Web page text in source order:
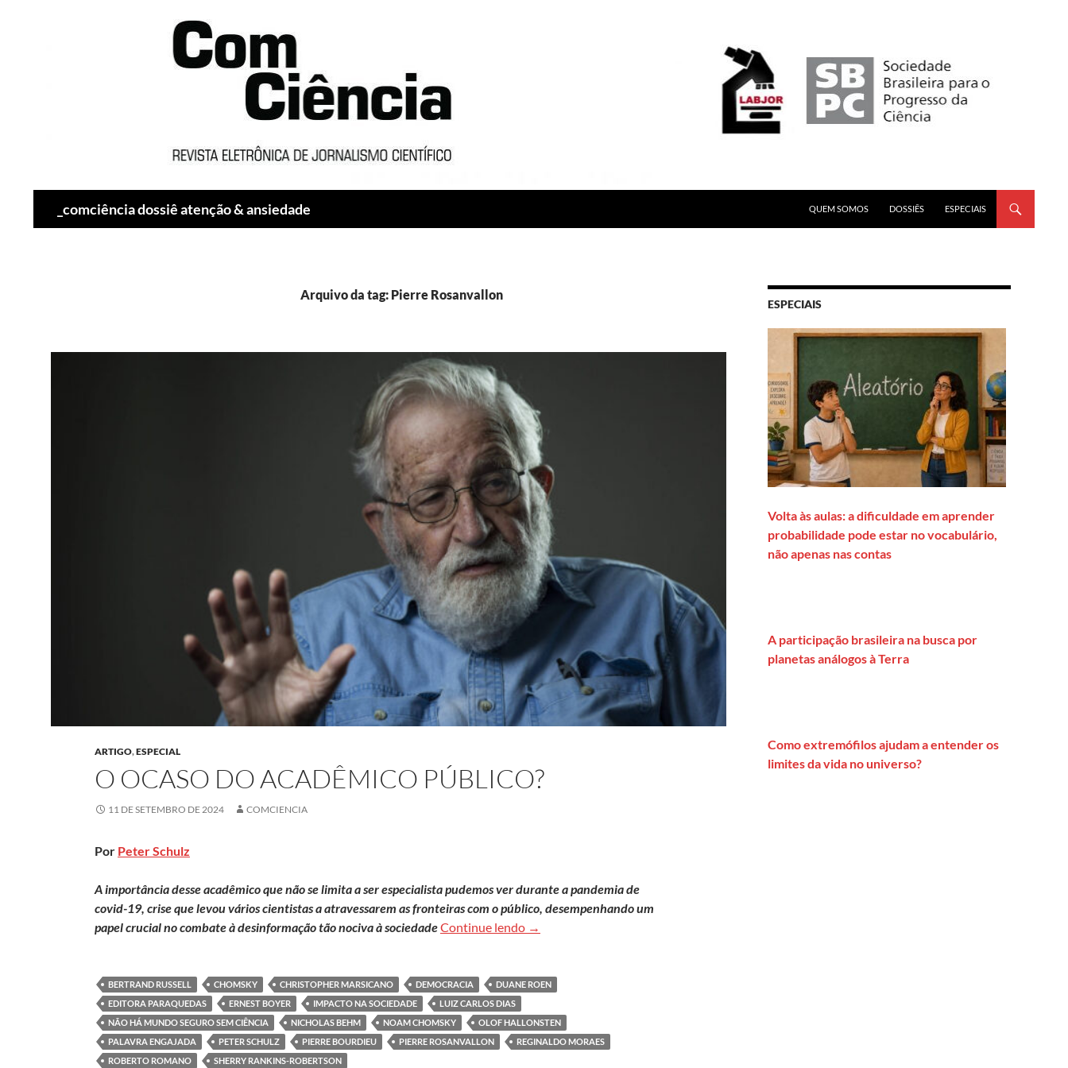
_comciência dossiê atenção & ansiedade
QUEM SOMOS
DOSSIÊS ESPECIAIS
Arquivo da tag: Pierre Rosanvallon
ARTIGO,ESPECIAL
O OCASO DO ACADÊMICO PÚBLICO?
11 DE SETEMBRO DE 2024 COMCIENCIA
Por Peter Schulz
A importância desse acadêmico que não se limita a ser especialista pudemos ver durante a pandemia de
covid-19, crise que levou vários cientistas a atravessarem as fronteiras com o público, desempenhando um
papel crucial no combate à desinformação tão nociva à sociedadeContinue lendo O ocaso do acadêmico público?
→
BERTRAND RUSSELL CHOMSKY CHRISTOPHER MARSICANO DEMOCRACIA
DUANE ROEN
EDITORA PARAQUEDAS
ERNEST BOYER IMPACTO NA SOCIEDADE
LUIZ CARLOS DIAS
NÃO HÁ MUNDO SEGURO SEM CIÊNCIA
NICHOLAS BEHM NOAM CHOMSKY
OLOF HALLONSTEN
PALAVRA ENGAJADA
PETER SCHULZ PIERRE BOURDIEU PIERRE ROSANVALLON
REGINALDO MORAES
ROBERTO ROMANO
SHERRY RANKINS-ROBERTSON
ESPECIAIS
Volta às aulas: a dificuldade em aprender
probabilidade pode estar no vocabulário,
não apenas nas contas
A participação brasileira na busca por
planetas análogos à Terra
Como extremófilos ajudam a entender os
limites da vida no universo?